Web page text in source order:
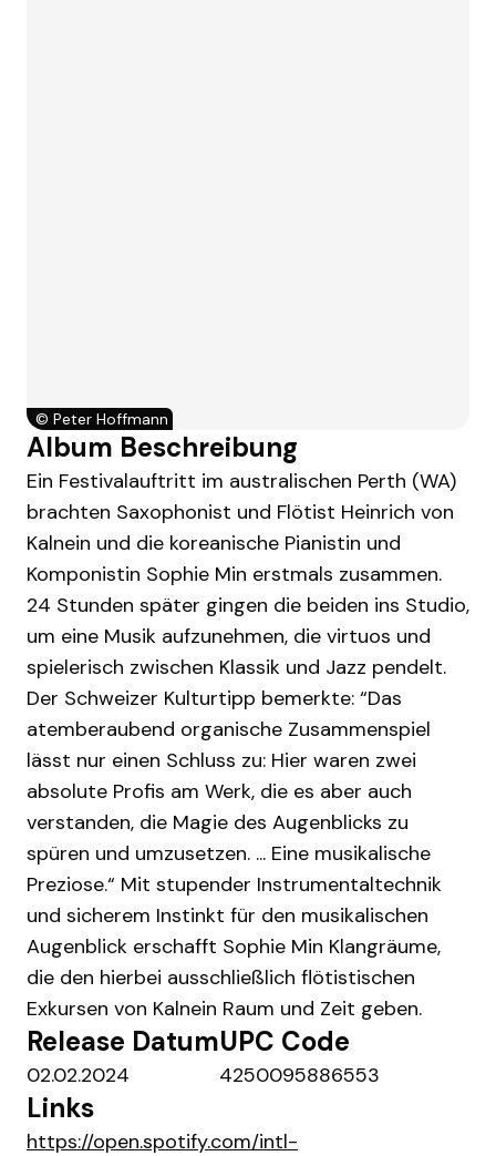
© Peter Hoffmann
Album Beschreibung
Ein Festivalauftritt im australischen Perth (WA)
brachten Saxophonist und Flötist Heinrich von
Kalnein und die koreanische Pianistin und
Komponistin Sophie Min erstmals zusammen.
24 Stunden später gingen die beiden ins Studio,
um eine Musik aufzunehmen, die virtuos und
spielerisch zwischen Klassik und Jazz pendelt.
Der Schweizer Kulturtipp bemerkte: “Das
atemberaubend organische Zusammenspiel
lässt nur einen Schluss zu: Hier waren zwei
absolute Profis am Werk, die es aber auch
verstanden, die Magie des Augenblicks zu
spüren und umzusetzen. ... Eine musikalische
Preziose.“ Mit stupender Instrumentaltechnik
und sicherem Instinkt für den musikalischen
Augenblick erschafft Sophie Min Klangräume,
die den hierbei ausschließlich flötistischen
Exkursen von Kalnein Raum und Zeit geben.
Release Datum
02.02.2024
UPC Code
4250095886553
Links
https://open.spotify.com/intl-